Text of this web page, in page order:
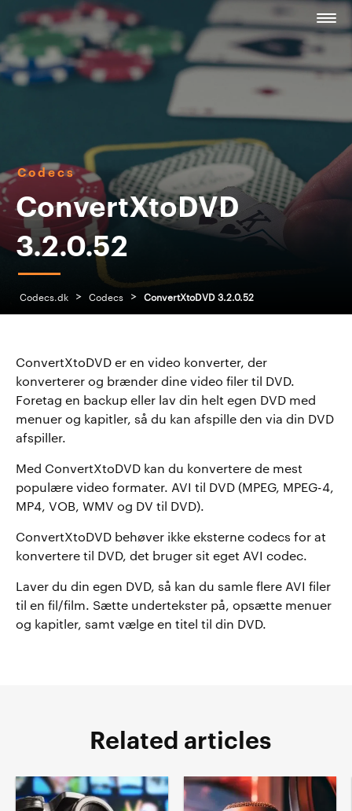
Codecs
ConvertXtoDVD
3.2.0.52
Codecs.dk > Codecs > ConvertXtoDVD 3.2.0.52
ConvertXtoDVD er en video konverter, der
konverterer og brænder dine video filer til DVD.
Foretag en backup eller lav din helt egen DVD med
menuer og kapitler, så du kan afspille den via din DVD
afspiller.
Med ConvertXtoDVD kan du konvertere de mest
populære video formater. AVI til DVD (MPEG, MPEG-4,
MP4, VOB, WMV og DV til DVD).
ConvertXtoDVD behøver ikke eksterne codecs for at
konvertere til DVD, det bruger sit eget AVI codec.
Laver du din egen DVD, så kan du samle flere AVI filer
til en fil/film. Sætte undertekster på, opsætte menuer
og kapitler, samt vælge en titel til din DVD.
Related articles